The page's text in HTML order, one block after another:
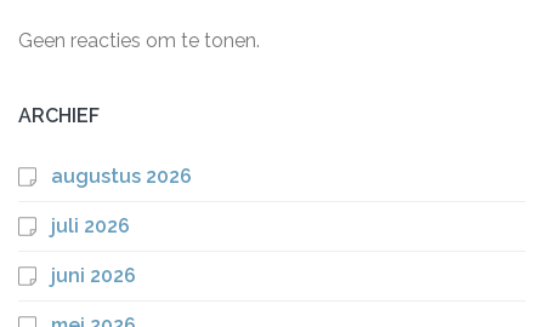
Geen reacties om te tonen.
ARCHIEF
augustus 2026
juli 2026
juni 2026